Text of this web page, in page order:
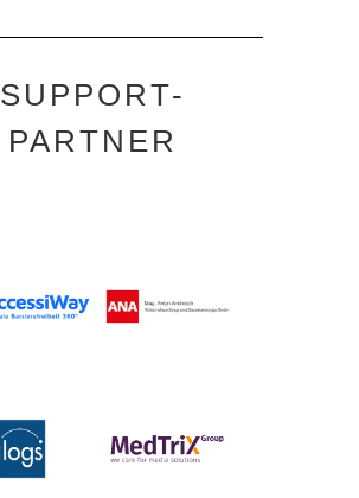
SUPPORT-
PARTNER